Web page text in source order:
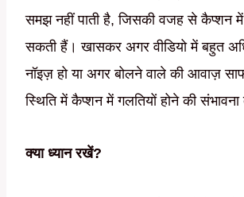
समझ नहीं पाती है, जिसकी वजह से कैप्शन में
सकती हैं। खासकर अगर वीडियो में बहुत
नॉइज़ हो या अगर बोलने वाले की आवाज़
स्थिति में कैप्शन में गलतियों होने की संभावना
क्या ध्यान रखें?